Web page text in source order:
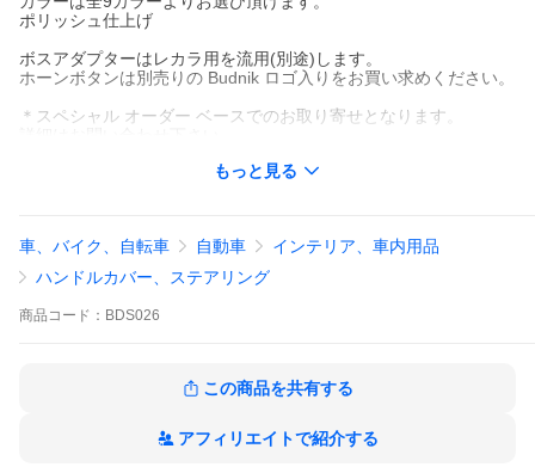
ポリッシュ仕上げ
ボスアダプターはレカラ用を流用(別途)します。
ホーンボタンは別売りの Budnik ロゴ入りをお買い求めください。
＊スペシャル オーダー ベースでのお取り寄せとなります。
＊Old us pick up や VW Bus に最適な15.5インチ（約39cm）も製
いただいております。
ご注文を確定して頂くことで、ご予約いただけます。
＊価格が変動しやすい商品なので詳しくはお問い合わせ下さい。
また、納期に関しましてもお取り寄せになります。お問い合わせ
ホーンボタンのデザインは、入荷時期により異なる場合がござい
ます。あらかじめご了承ください。現在のデザインは、
もっと見る
車、バイク、自転車 自動車
インテリア、車内用品
ハンドルカバー、ステアリング
商品 コード： BDS026
この商品を共有する
アフィリエイトで紹介する